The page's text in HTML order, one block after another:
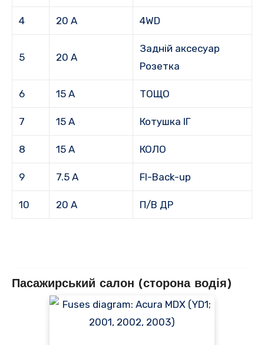
4 20 А 4WD
5 20 А
Задній аксесуар
Розетка
6 15 А ТОЩО
7 15 А Котушка ІГ
8 15 А КОЛО
9 7.5 А FI-Back-up
10 20 А П/В ДР
Пасажирський салон (сторона водія)